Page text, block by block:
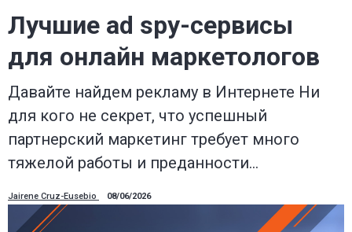
Лучшие ad spy-сервисы
для онлайн маркетологов
Давайте найдем рекламу в Интернете Ни
для кого не секрет, что успешный
партнерский маркетинг требует много
тяжелой работы и преданности…
Jairene Cruz-Eusebio 08/06/2026